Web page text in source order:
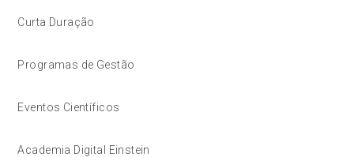
Curta Duração
Programas de Gestão
Eventos Científicos
Academia Digital Einstein